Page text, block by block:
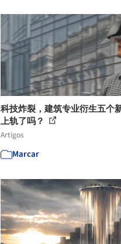
科技炸裂，建筑专业衍生五个
上轨了吗？
Artigos
Marcar